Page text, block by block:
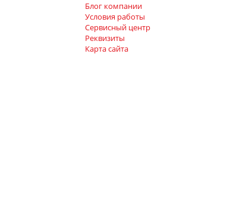
Блог компании
Условия работы
Сервисный центр
Реквизиты
Карта сайта